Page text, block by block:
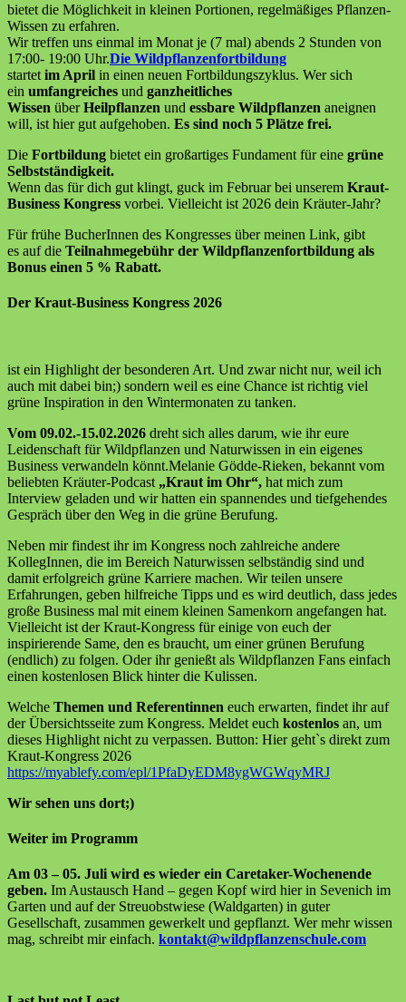
bietet die Möglichkeit in kleinen Portionen, regelmäßiges Pflanzen-
Wissen zu erfahren.
Wir treffen uns einmal im Monat je (7 mal) abends 2 Stunden von
17:00- 19:00 Uhr.Die Wildpflanzenfortbildung
startet im April in einen neuen Fortbildungszyklus. Wer sich
ein umfangreiches und ganzheitliches
Wissen überHeilpflanzen und essbare Wildpflanzen aneignen
will, ist hier gut aufgehoben. Es sind noch 5 Plätze frei.
Die Fortbildung bietet ein großartiges Fundament für eine grüne
Selbstständigkeit.
Wenn das für dich gut klingt, guck im Februar bei unserem Kraut-
Business Kongress vorbei. Vielleicht ist 2026 dein Kräuter-Jahr?
Für frühe BucherInnen des Kongresses über meinen Link, gibt
es auf die Teilnahmegebühr der Wildpflanzenfortbildung als
Bonus einen 5 % Rabatt.
Der Kraut-Business Kongress 2026
ist ein Highlight der besonderen Art. Und zwar nicht nur, weil ich
auch mit dabei bin;) sondern weil es eine Chance ist richtig viel
grüne Inspiration in den Wintermonaten zu tanken.
Vom 09.02.-15.02.2026 dreht sich alles darum, wie ihr eure
Leidenschaft für Wildpflanzen und Naturwissen in ein eigenes
Business verwandeln könnt.Melanie Gödde-Rieken, bekannt vom
beliebten Kräuter-Podcast „Kraut im Ohr“, hat mich zum
Interview geladen und wir hatten ein spannendes und tiefgehendes
Gespräch über den Weg in die grüne Berufung.
Neben mir findest ihr im Kongress noch zahlreiche andere
KollegInnen, die im Bereich Naturwissen selbständig sind und
damit erfolgreich grüne Karriere machen. Wir teilen unsere
Erfahrungen, geben hilfreiche Tipps und es wird deutlich, dass jedes
große Business mal mit einem kleinen Samenkorn angefangen hat.
Vielleicht ist der Kraut-Kongress für einige von euch der
inspirierende Same, den es braucht, um einer grünen Berufung
(endlich) zu folgen. Oder ihr genießt als Wildpflanzen Fans einfach
einen kostenlosen Blick hinter die Kulissen.
Welche Themen und Referentinnen euch erwarten, findet ihr auf
der Übersichtsseite zum Kongress. Meldet euch kostenlos an, um
dieses Highlight nicht zu verpassen. Button: Hier geht`s direkt zum
Kraut-Kongress 2026
https://myablefy.com/epl/1PfaDyEDM8ygWGWqyMRJ
Wir sehen uns dort;)
Weiter im Programm
Am 03 – 05. Juli wird es wieder ein Caretaker-Wochenende
geben. Im Austausch Hand – gegen Kopf wird hier in Sevenich im
Garten und auf der Streuobstwiese (Waldgarten) in guter
Gesellschaft, zusammen gewerkelt und gepflanzt. Wer mehr wissen
mag, schreibt mir einfach. kontakt@wildpflanzenschule.com